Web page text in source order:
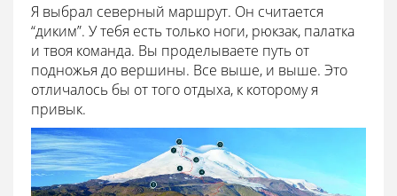
Я выбрал северный маршрут. Он считается
“диким”. У тебя есть только ноги, рюкзак, палатка
и твоя команда. Вы проделываете путь от
подножья до вершины. Все выше, и выше. Это
отличалось бы от того отдыха, к которому я
привык.